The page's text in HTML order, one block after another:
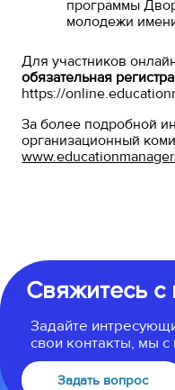
программы
молодежи
Для участников
обязательная
https://
За более подробной
организационный
Свяжитесь с
Задайте
свои контакты, мы
Задать вопрос